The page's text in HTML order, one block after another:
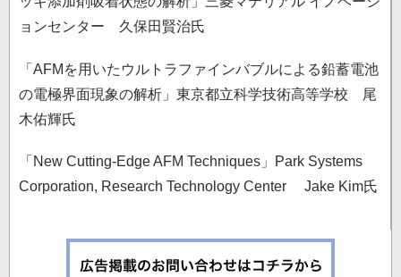
ョンセンター 久保田賢治氏
「AFMを⽤いたウルトラファインバブルによる鉛蓄電池
の電極界⾯現象の解析」東京都立科学技術高等学校 尾
⽊佑輝氏
「New Cutting-Edge AFM Techniques」Park Systems
Corporation, Research Technology Center Jake Kim氏